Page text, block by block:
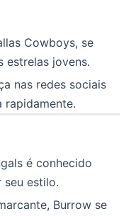
Cowboys, se
estrelas jovens.
nas redes sociais
rapidamente.
é conhecido
estilo.
Burrow se